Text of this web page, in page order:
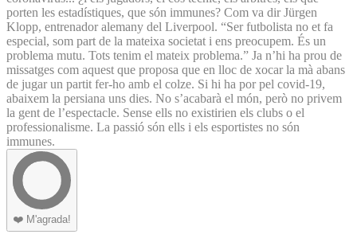
porten les estadístiques, que són immunes? Com va dir Jürgen
Klopp, entrenador alemany del Liverpool. “Ser futbolista no et fa
especial, som part de la mateixa societat i ens preocupem. És un
problema mutu. Tots tenim el mateix problema.” Ja n’hi ha prou de
missatges com aquest que proposa que en lloc de xocar la mà abans
de jugar un partit fer-ho amb el colze. Si hi ha por pel covid-19,
abaixem la persiana uns dies. No s’acabarà el món, però no privem
la gent de l’espectacle. Sense ells no existirien els clubs o el
professionalisme. La passió són ells i els esportistes no són
immunes.
❤️ M'agrada!